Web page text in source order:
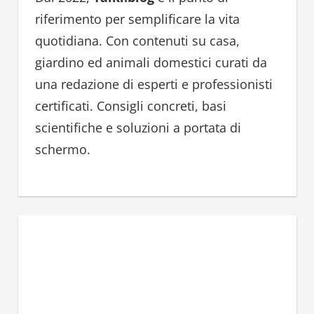
f
o
r
:
riferimento per semplificare la vita
quotidiana. Con contenuti su casa,
giardino ed animali domestici curati da
una redazione di esperti e professionisti
certificati. Consigli concreti, basi
scientifiche e soluzioni a portata di
schermo.